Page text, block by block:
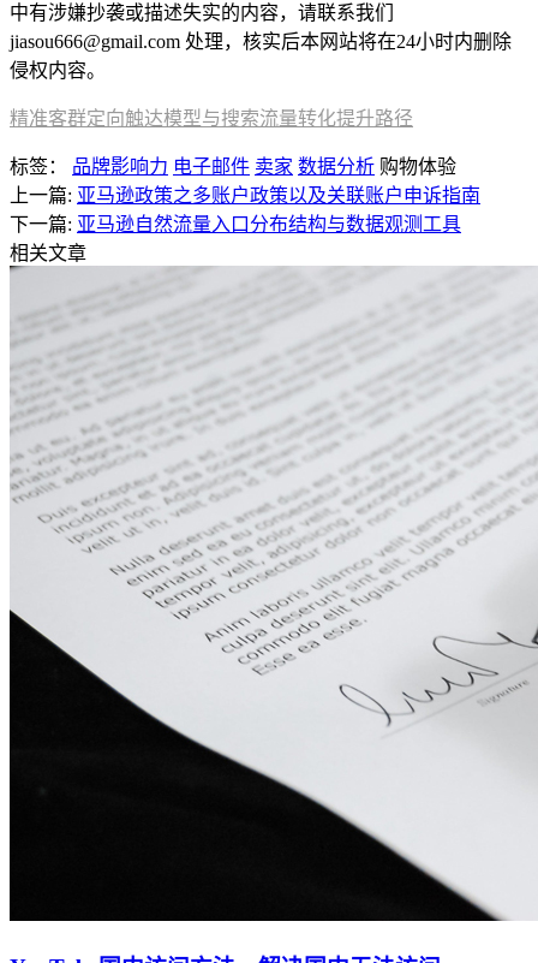
中有涉嫌抄袭或描述失实的内容，请联系我们
jiasou666@gmail.com 处理，核实后本网站将在24小时内删除
侵权内容。
精准客群定向触达模型与搜索流量转化提升路径
标签： 品牌影响力 电子邮件 卖家 数据分析 购物体验
上一篇: 亚马逊政策之多账户政策以及关联账户申诉指南
下一篇: 亚马逊自然流量入口分布结构与数据观测工具
相关文章